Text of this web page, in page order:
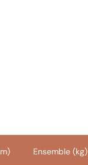
Ensemble (kg)